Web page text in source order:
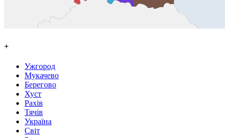
+
Ужгород
Мукачево
Берегово
Хуст
Рахів
Тячів
Україна
Світ